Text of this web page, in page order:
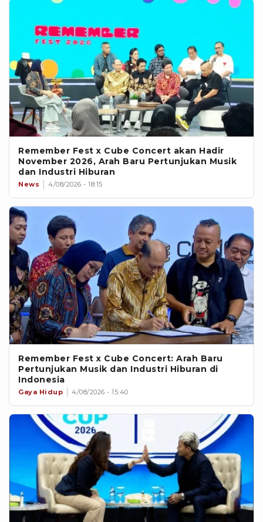
Remember Fest x Cube Concert akan Hadir
November 2026, Arah Baru Pertunjukan Musik
dan Industri Hiburan
News 4/08/2026 - 18:15
Remember Fest x Cube Concert: Arah Baru
Pertunjukan Musik dan Industri Hiburan di
Indonesia
Gaya Hidup 4/08/2026 - 15:40